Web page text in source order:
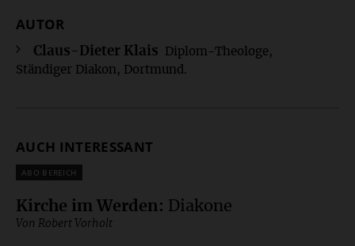
Überschrift
Artikel-
Infos
AUTOR
Claus-Dieter Klais
Diplom-Theologe,
Ständiger Diakon, Dortmund.
AUCH INTERESSANT
Plus
Kirche im Werden : Diakone
Von Robert Vorholt